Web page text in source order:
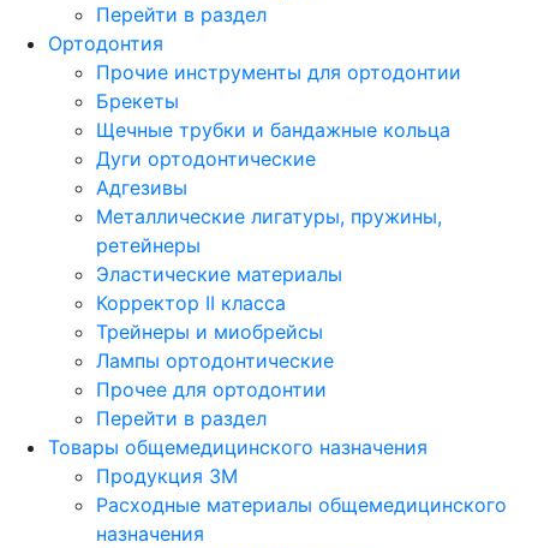
Перейти в раздел
Ортодонтия
Прочие инструменты для ортодонтии
Брекеты
Щечные трубки и бандажные кольца
Дуги ортодонтические
Адгезивы
Металлические лигатуры, пружины,
ретейнеры
Эластические материалы
Корректор II класса
Трейнеры и миобрейсы
Лампы ортодонтические
Прочее для ортодонтии
Перейти в раздел
Товары общемедицинского назначения
Продукция 3М
Расходные материалы общемедицинского
назначения